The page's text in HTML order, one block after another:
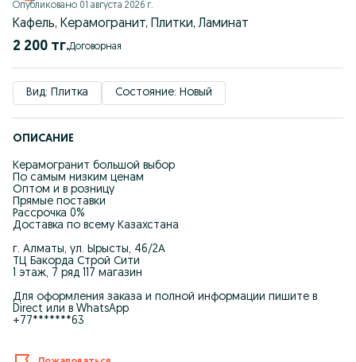
Опубликовано 01 августа 2026 г.
Кафель, Керамогранит, Плитки, Ламинат
2 200 тг. Договорная
Вид: Плитка Состояние: Новый
ОПИСАНИЕ
Керамогранит большой выбор
По самым низким ценам
Оптом и в розницу
Прямые поставки
Рассрочка 0%
Доставка по всему Казахстана
г. Алматы, ул. Ырысты, 46/2А
ТЦ Бакорда Строй Сити
1 этаж, 7 ряд 117 магазин
Для оформления заказа и полной информации пишите в
Direct или в WhatsApp
+77*******63